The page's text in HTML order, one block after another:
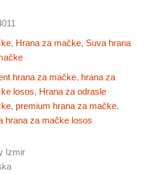
, Hrana za mačke, Suva hrana
hrana za mačke, hrana za
losos, Hrana za odrasle
, premium hrana za mačke,
hrana za mačke losos
Izmir